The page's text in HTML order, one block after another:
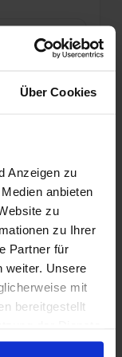
Über Cookies
Anzeigen zu
anbieten
zu
zu Ihrer
Partner für
weiter. Unsere
mit
bereitgestellt
Suite
€ 725p.p.
de VIVA
alternatieven